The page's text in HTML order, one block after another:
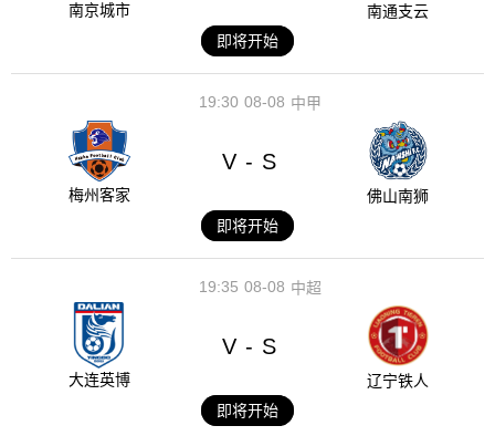
南京城市
南通支云
即将开始
08-08
19:30 中甲
梅州客家
V - S
佛山南狮
即将开始
08-08
19:35 中超
大连英博
V - S
辽宁铁人
即将开始